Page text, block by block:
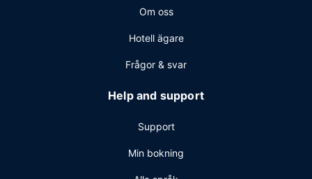
Om oss
Hotell ägare
Frågor & svar
Help and support
Support
Min bokning